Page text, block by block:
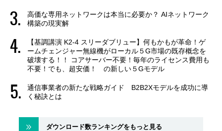
高価な専用ネットワークは本当に必要か？ AIネットワーク
構築の現実解
【基調講演 K2-4 スリーダブリュー】何もかもが革命！ゲ
ームチェンジャー無線機がローカル５G市場の既存概念を
破壊する！！ コアサーバー不要！毎年のライセンス費用も
不要！でも、超安価！ の新しい５Gモデル
通信事業者の新たな戦略ガイド B2B2Xモデルを成功に導
く秘訣とは
ダウンロード数ランキングをもっと見る